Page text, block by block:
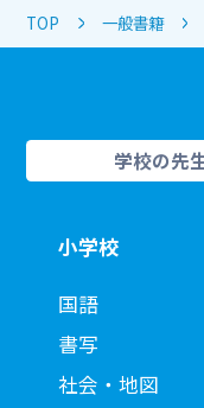
TOP 一般書籍
学校の先
小学校
国語
書写
社会・地図